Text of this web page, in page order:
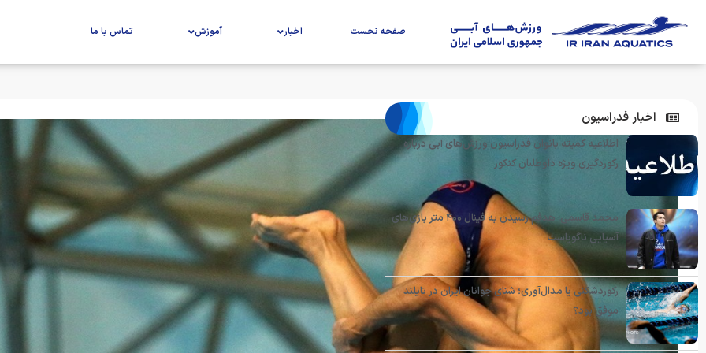
صفحه نخست اخبار آموزش تماس با ما
اخبار فدراسیون
اطلاعیه کمیته بانوان فدراسیون ورزش‌های آبی درباره
رکوردگیری ویژه داوطلبان کنکور
محمد قاسمی: هدفم رسیدن به فینال ۴۰۰ متر بازی‌های
آسیایی ناگویاست
رکوردشکنی یا مدال‌آوری؛ شنای جوانان ایران در تایلند
موفق بود؟